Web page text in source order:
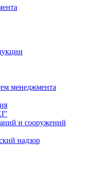
менеджмента
и сооружений
надзор